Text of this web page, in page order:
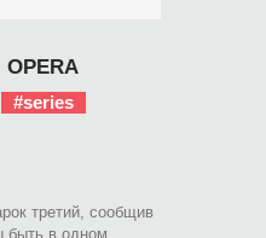
#series
третий, сообщив
быть в одном